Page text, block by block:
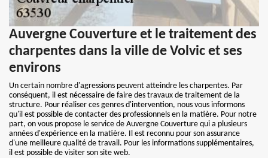
Auvergne Couverture et le traitement des
charpentes dans la ville de Volvic et ses
environs
Un certain nombre d'agressions peuvent atteindre les charpentes. Par
conséquent, il est nécessaire de faire des travaux de traitement de la
structure. Pour réaliser ces genres d'intervention, nous vous informons
qu'il est possible de contacter des professionnels en la matière. Pour notre
part, on vous propose le service de Auvergne Couverture qui a plusieurs
années d'expérience en la matière. Il est reconnu pour son assurance
d'une meilleure qualité de travail. Pour les informations supplémentaires,
il est possible de visiter son site web.